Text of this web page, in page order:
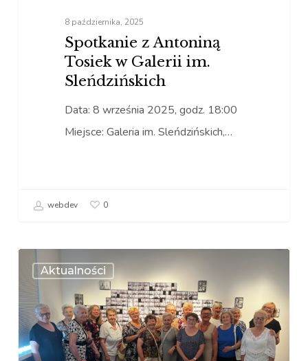
8 października, 2025
Spotkanie z Antoniną
Tosiek w Galerii im.
Sleńdzińskich
Data: 8 września 2025, godz. 18:00
Miejsce: Galeria im. Sleńdzińskich,…
webdev 0
Aktualności
„Fastowskie”
spotkanie
w
Galerii
im.